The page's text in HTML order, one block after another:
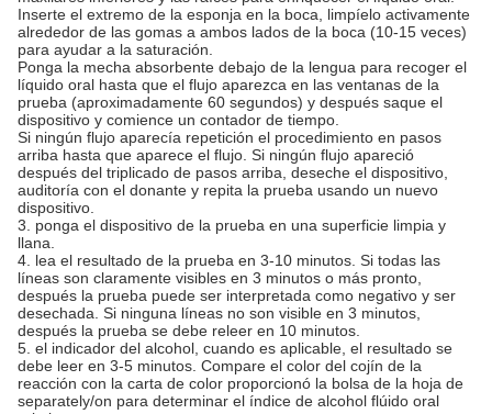
Inserte el extremo de la esponja en la boca, limpíelo activamente
alrededor de las gomas a ambos lados de la boca (10-15 veces)
para ayudar a la saturación.
Ponga la mecha absorbente debajo de la lengua para recoger el
líquido oral hasta que el flujo aparezca en las ventanas de la
prueba (aproximadamente 60 segundos) y después saque el
dispositivo y comience un contador de tiempo.
Si ningún flujo aparecía repetición el procedimiento en pasos
arriba hasta que aparece el flujo. Si ningún flujo apareció
después del triplicado de pasos arriba, deseche el dispositivo,
auditoría con el donante y repita la prueba usando un nuevo
dispositivo.
3. ponga el dispositivo de la prueba en una superficie limpia y
llana.
4. lea el resultado de la prueba en 3-10 minutos. Si todas las
líneas son claramente visibles en 3 minutos o más pronto,
después la prueba puede ser interpretada como negativo y ser
desechada. Si ninguna líneas no son visible en 3 minutos,
después la prueba se debe releer en 10 minutos.
5. el indicador del alcohol, cuando es aplicable, el resultado se
debe leer en 3-5 minutos. Compare el color del cojín de la
reacción con la carta de color proporcionó la bolsa de la hoja de
separately/on para determinar el índice de alcohol flúido oral